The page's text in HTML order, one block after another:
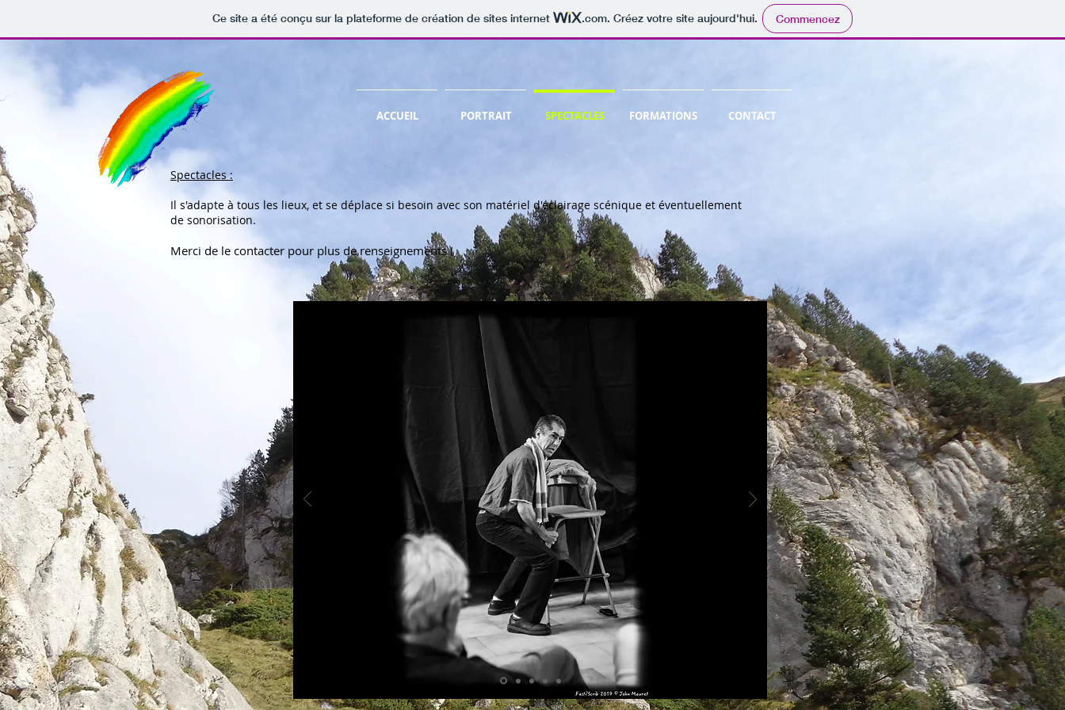
Ce site a été conçu sur la plateforme de création de sites internet .com. Créez votre site aujourd'hui. Commencez
ACCUEIL PORTRAIT SPECTACLES FORMATIONS CONTACT
Spectacles :
Il s'adapte à tous les lieux, et se déplace si besoin avec son matériel d'éclairage scénique et éventuellement
de sonorisation.
Merci de le contacter pour plus de renseignements !